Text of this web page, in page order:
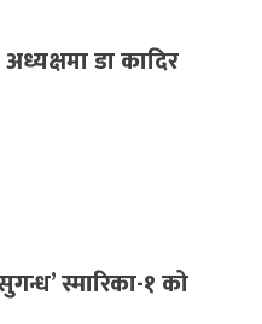
डा कादिर
स्मारिका-१ को